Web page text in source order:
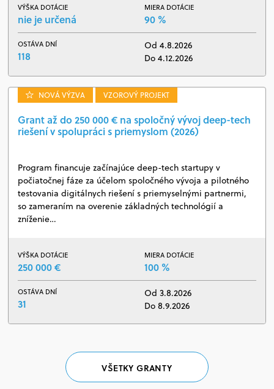
VÝŠKA DOTÁCIE
nie je určená
MIERA DOTÁCIE
90 %
OSTÁVA DNÍ
118
Od 4.8.2026
Do 4.12.2026
NOVÁ VÝZVA VZOROVÝ PROJEKT
Grant až do 250 000 € na spoločný vývoj deep-tech
riešení v spolupráci s priemyslom (2026)
Program financuje začínajúce deep-tech startupy v
počiatočnej fáze za účelom spoločného vývoja a pilotného
testovania digitálnych riešení s priemyselnými partnermi,
so zameraním na overenie základných technológií a
zníženie…
VÝŠKA DOTÁCIE
250 000 €
MIERA DOTÁCIE
100 %
OSTÁVA DNÍ
31
Od 3.8.2026
Do 8.9.2026
VŠETKY GRANTY